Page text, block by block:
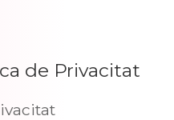
de Privacitat